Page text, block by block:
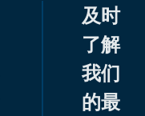
及时
了解
我们
的最